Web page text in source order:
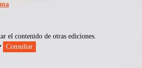
el contenido de otras ediciones.
Consultar